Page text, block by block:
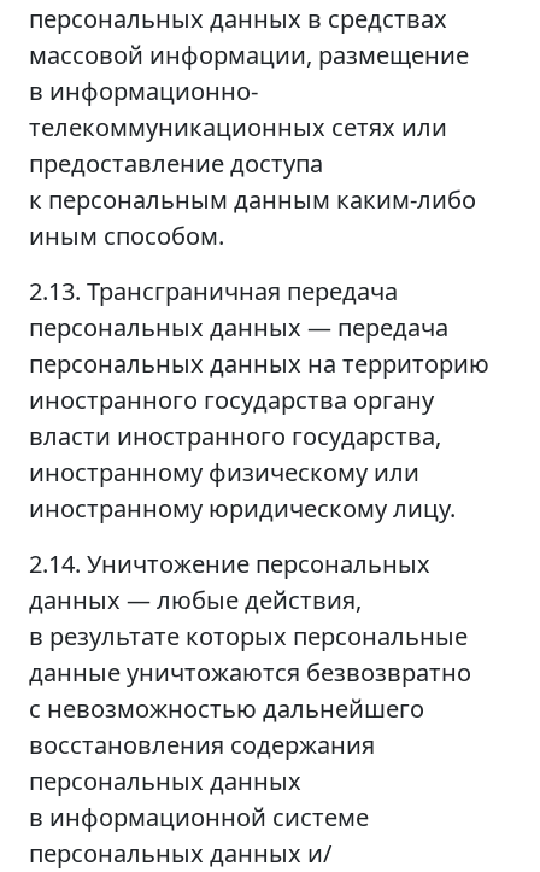
персональных данных в средствах
массовой информации, размещение
в информационно-
телекоммуникационных сетях или
предоставление доступа
к персональным данным каким-либо
иным способом.
2.13. Трансграничная передача
персональных данных — передача
персональных данных на территорию
иностранного государства органу
власти иностранного государства,
иностранному физическому или
иностранному юридическому лицу.
2.14. Уничтожение персональных
данных — любые действия,
в результате которых персональные
данные уничтожаются безвозвратно
с невозможностью дальнейшего
восстановления содержания
персональных данных
в информационной системе
персональных данных и/